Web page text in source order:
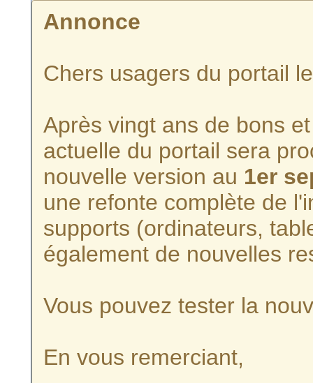
Annonce
Chers usagers du portail
Après vingt ans de bons
actuelle du portail sera
nouvelle version au 1er
une refonte complète de
supports (ordinateurs,
également de nouvelles
Vous pouvez tester la
En vous remerciant,